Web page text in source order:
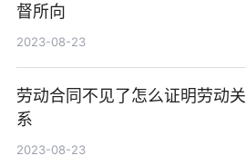
督所向
2023-08-23
劳动合同不见了怎么证明劳动关
系
2023-08-23